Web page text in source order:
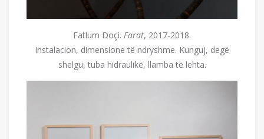
Fatlum Doçi. Farat, 2017-2018.
Instalacion, dimensione të ndryshme. Kunguj, degë
shelgu, tuba hidraulikë, llamba të lehta.